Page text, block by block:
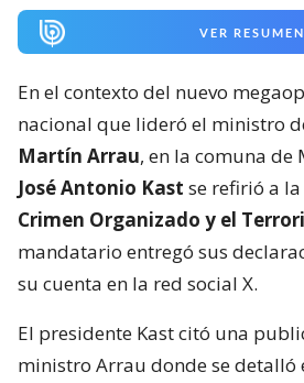
VER RESUMEN
En el contexto del nuevo
nacional que lideró el ministro
Martín Arrau, en la comuna de
José Antonio Kast se refirió a la
Crimen Organizado y el
mandatario entregó sus
su cuenta en la red social X.
El presidente Kast citó una
ministro Arrau donde se detalló